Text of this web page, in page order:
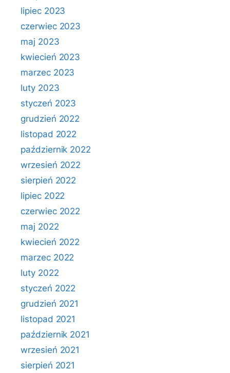
lipiec 2023
czerwiec 2023
maj 2023
kwiecień 2023
marzec 2023
luty 2023
styczeń 2023
grudzień 2022
listopad 2022
październik 2022
wrzesień 2022
sierpień 2022
lipiec 2022
czerwiec 2022
maj 2022
kwiecień 2022
marzec 2022
luty 2022
styczeń 2022
grudzień 2021
listopad 2021
październik 2021
wrzesień 2021
sierpień 2021